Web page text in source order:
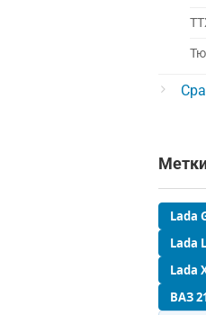
Lada
Lada
Lada
ВАЗ